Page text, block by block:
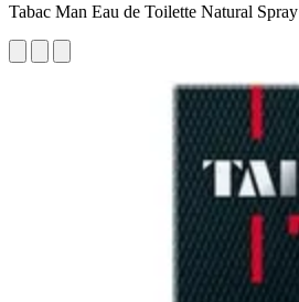
Tabac Man Eau de Toilette Natural Spray